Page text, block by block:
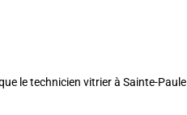
le technicien vitrier à Sainte-Paule